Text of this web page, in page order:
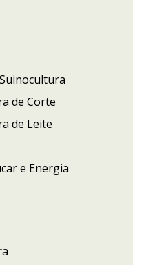
de Corte
de Leite
e Energia